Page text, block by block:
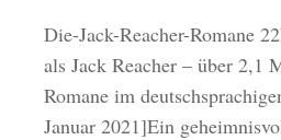
Die-Jack-Reacher-Romane
als Jack Reacher – über 2,1
Romane im
Januar 2021]Ein